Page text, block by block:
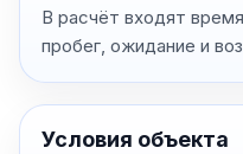
В расчёт входят
пробег, ожидание и
Условия объекта